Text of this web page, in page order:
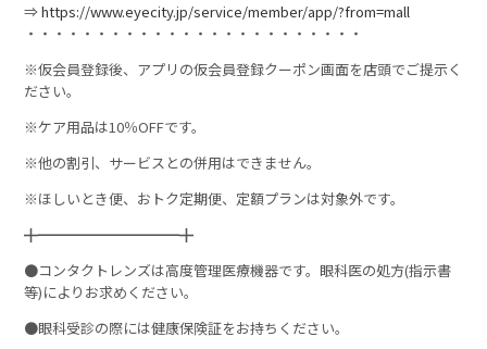
⇒https://www.eyecity.jp/service/member/app/?from=mall
・・・・・・・・・・・・・・・・・・・・・・・・
※仮会員登録後、アプリの仮会員登録クーポン画面を店頭でご提示く
ださい。
※ケア用品は10％OFFです。
※他の割引、サービスとの併用はできません。
※ほしいとき便、おトク定期便、定額プランは対象外です。
╋━━━━━━━━━━╋
●コンタクトレンズは高度管理医療機器です。眼科医の処方(指示書
等)によりお求めください。
●眼科受診の際には健康保険証をお持ちください。